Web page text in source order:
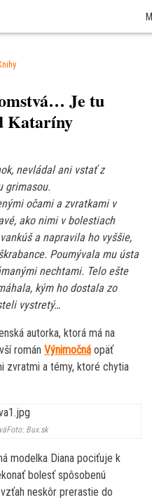
Je tu
Kataríny
nevládal ani vstať z
grimasou.
očami a zvratkami v
ako nimi v bolestiach
a napravila ho vyššie,
Poumývala mu ústa
nechtami. Telo ešte
kým ho dostala zo
vystretý…
autorka, ktorá má na
román Výnimočná opäť
zvratmi a témy, ktoré chytia
Foto: Bux.sk
modelka Diana pociťuje k
bolesť spôsobenú
neskôr prerastie do